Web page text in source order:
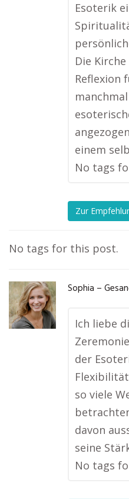
Esoterik
Die
Reflexion
einem
No tags
Zur
No tags for this post.
Sophia –
Ich liebe
der
so viele
davon
seine
No tags